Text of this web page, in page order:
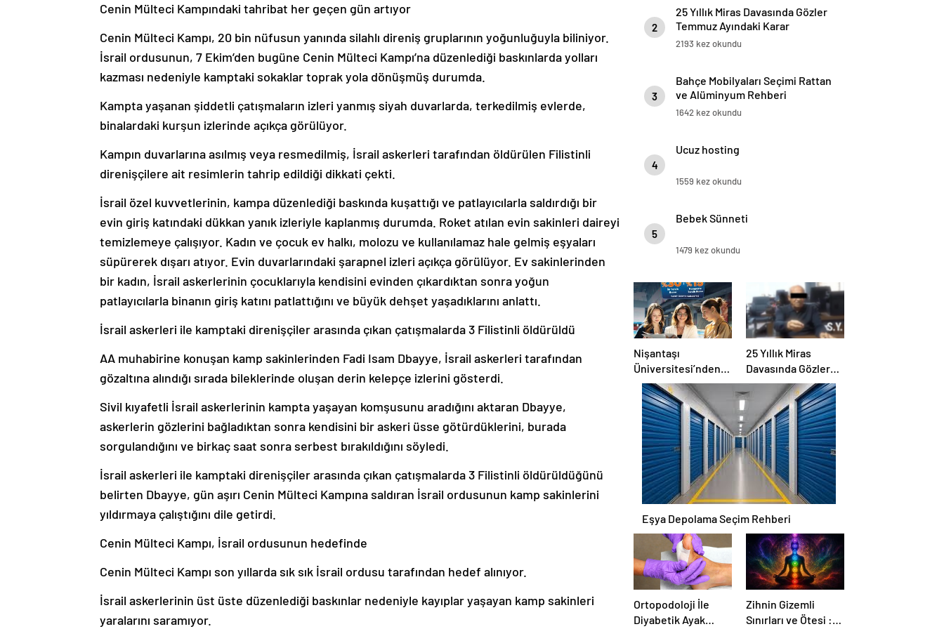
Cenin Mülteci Kampındaki tahribat her geçen gün artıyor
Cenin Mülteci Kampı, 20 bin nüfusun yanında silahlı direniş gruplarının yoğunluğuyla biliniyor.
İsrail ordusunun, 7 Ekim’den bugüne Cenin Mülteci Kampı’na düzenlediği baskınlarda yolları
kazması nedeniyle kamptaki sokaklar toprak yola dönüşmüş durumda.
Kampta yaşanan şiddetli çatışmaların izleri yanmış siyah duvarlarda, terkedilmiş evlerde,
binalardaki kurşun izlerinde açıkça görülüyor.
Kampın duvarlarına asılmış veya resmedilmiş, İsrail askerleri tarafından öldürülen Filistinli
direnişçilere ait resimlerin tahrip edildiği dikkati çekti.
İsrail özel kuvvetlerinin, kampa düzenlediği baskında kuşattığı ve patlayıcılarla saldırdığı bir
evin giriş katındaki dükkan yanık izleriyle kaplanmış durumda. Roket atılan evin sakinleri daireyi
temizlemeye çalışıyor. Kadın ve çocuk ev halkı, molozu ve kullanılamaz hale gelmiş eşyaları
süpürerek dışarı atıyor. Evin duvarlarındaki şarapnel izleri açıkça görülüyor. Ev sakinlerinden
bir kadın, İsrail askerlerinin çocuklarıyla kendisini evinden çıkardıktan sonra yoğun
patlayıcılarla binanın giriş katını patlattığını ve büyük dehşet yaşadıklarını anlattı.
İsrail askerleri ile kamptaki direnişçiler arasında çıkan çatışmalarda 3 Filistinli öldürüldü
AA muhabirine konuşan kamp sakinlerinden Fadi Isam Dbayye, İsrail askerleri tarafından
gözaltına alındığı sırada bileklerinde oluşan derin kelepçe izlerini gösterdi.
Sivil kıyafetli İsrail askerlerinin kampta yaşayan komşusunu aradığını aktaran Dbayye,
askerlerin gözlerini bağladıktan sonra kendisini bir askeri üsse götürdüklerini, burada
sorgulandığını ve birkaç saat sonra serbest bırakıldığını söyledi.
İsrail askerleri ile kamptaki direnişçiler arasında çıkan çatışmalarda 3 Filistinli öldürüldüğünü
belirten Dbayye, gün aşırı Cenin Mülteci Kampına saldıran İsrail ordusunun kamp sakinlerini
yıldırmaya çalıştığını dile getirdi.
Cenin Mülteci Kampı, İsrail ordusunun hedefinde
Cenin Mülteci Kampı son yıllarda sık sık İsrail ordusu tarafından hedef alınıyor.
İsrail askerlerinin üst üste düzenlediği baskınlar nedeniyle kayıplar yaşayan kamp sakinleri
yaralarını saramıyor.
2
25 Yıllık Miras Davasında Gözler
Temmuz Ayındaki Karar
Duruşmasına Çevrildi
2193 kez okundu
3
Bahçe Mobilyaları Seçimi Rattan
ve Alüminyum Rehberi
1642 kez okundu
4
Ucuz hosting
1559 kez okundu
5
Bebek Sünneti
1479 kez okundu
Nişantaşı
Üniversitesi’nden
2026 YKS
Adaylarına Çifte
Güvence: Sabit
Ücret ve Kesintisiz
Burs
25 Yıllık Miras
Davasında Gözler
Temmuz Ayındaki
Karar Duruşmasına
Çevrildi
Eşya Depolama Seçim Rehberi
Ortopodoloji İle
Diyabetik Ayak
Zihnin Gizemli
Sınırları ve Ötesi :